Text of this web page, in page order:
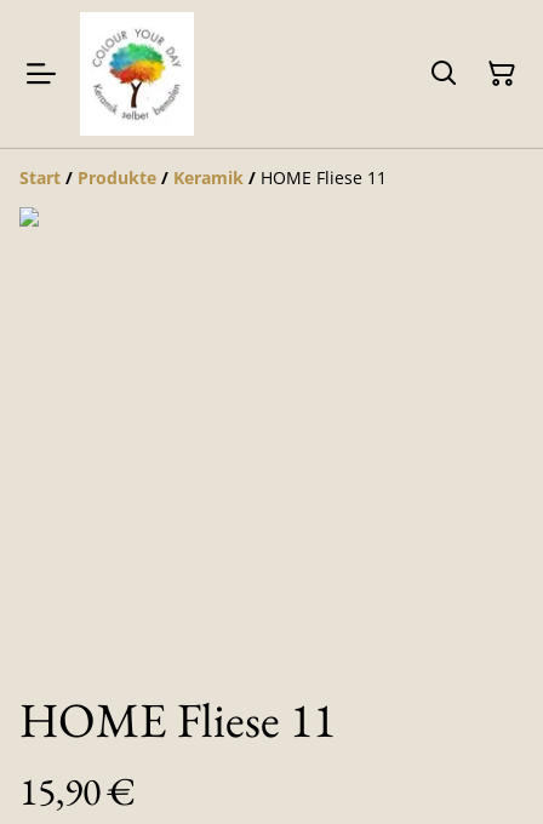
Start / Produkte / Keramik / HOME Fliese 11
HOME Fliese 11
15,90 €